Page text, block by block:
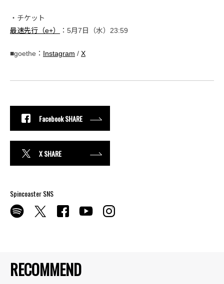
RECOMMEND
・チケット
最速先行（e+）
：5月7日（水）23:59
■goethe： Instagram / X
Facebook SHARE
X SHARE
Spincoaster SNS